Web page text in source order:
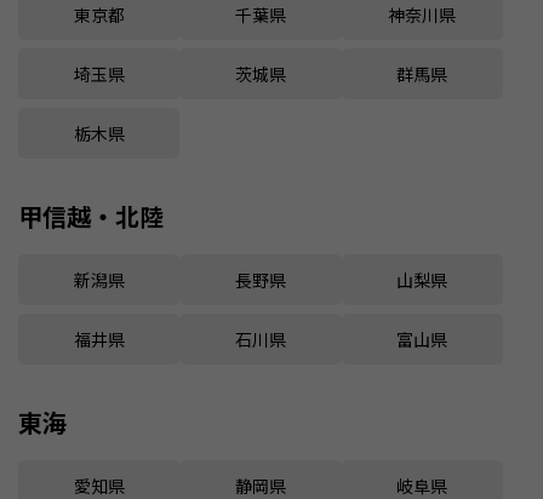
東京都 千葉県 神奈川県
埼玉県 茨城県 群馬県
栃木県
甲信越・北陸
新潟県 長野県 山梨県
福井県 石川県 富山県
東海
愛知県 静岡県 岐阜県